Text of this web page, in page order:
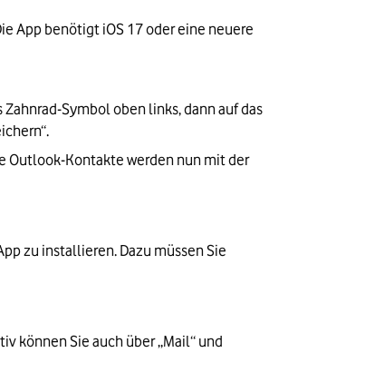
App benötigt iOS 17 oder eine neuere
Symbol oben links, dann auf das
Outlook-Kontakte werden nun mit der
zu installieren. Dazu müssen Sie
können Sie auch über „Mail“ und